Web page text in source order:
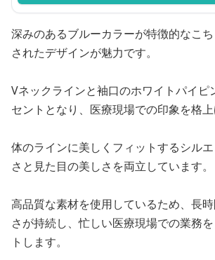
深みのあるブルーカラーが特徴的なこ
されたデザインが魅力です。
Vネックラインと袖口のホワイトパイピ
セントとなり、医療現場での印象を格上
体のラインに美しくフィットするシル
さと見た目の美しさを両立しています。
高品質な素材を使用しているため、長
さが持続し、忙しい医療現場での業務
トします。